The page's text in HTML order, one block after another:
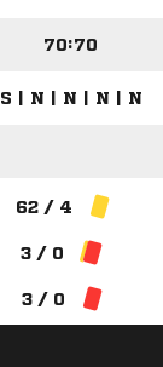
70:70
S | N | N | N | N
62 / 4
3 / 0
3 / 0